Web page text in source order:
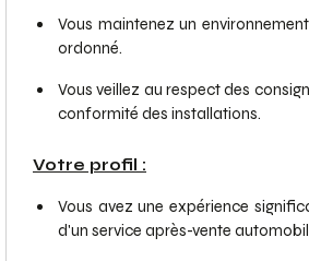
Vous maintenez un
ordonné.
Vous veillez au respect des
conformité des installations.
Votre profil :
Vous avez une expérience
d'un service après-vente